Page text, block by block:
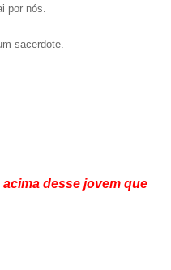
por nós.
sacerdote.
desse jovem que